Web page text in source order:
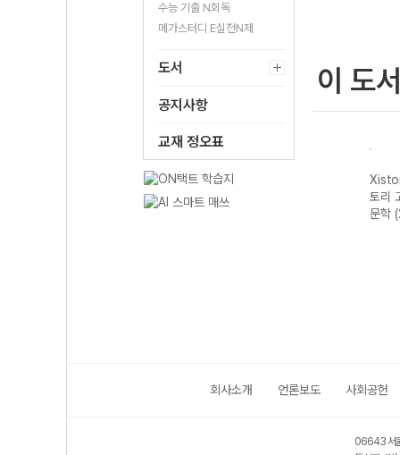
수능 기출 N회독
메가스터디 E실전N제
도서
공지사항
교재 정오표
이 도
Xistory 자이스
토리 고난도 영어
토리
문학
회사소개 언론보도 사회공헌
06643 서